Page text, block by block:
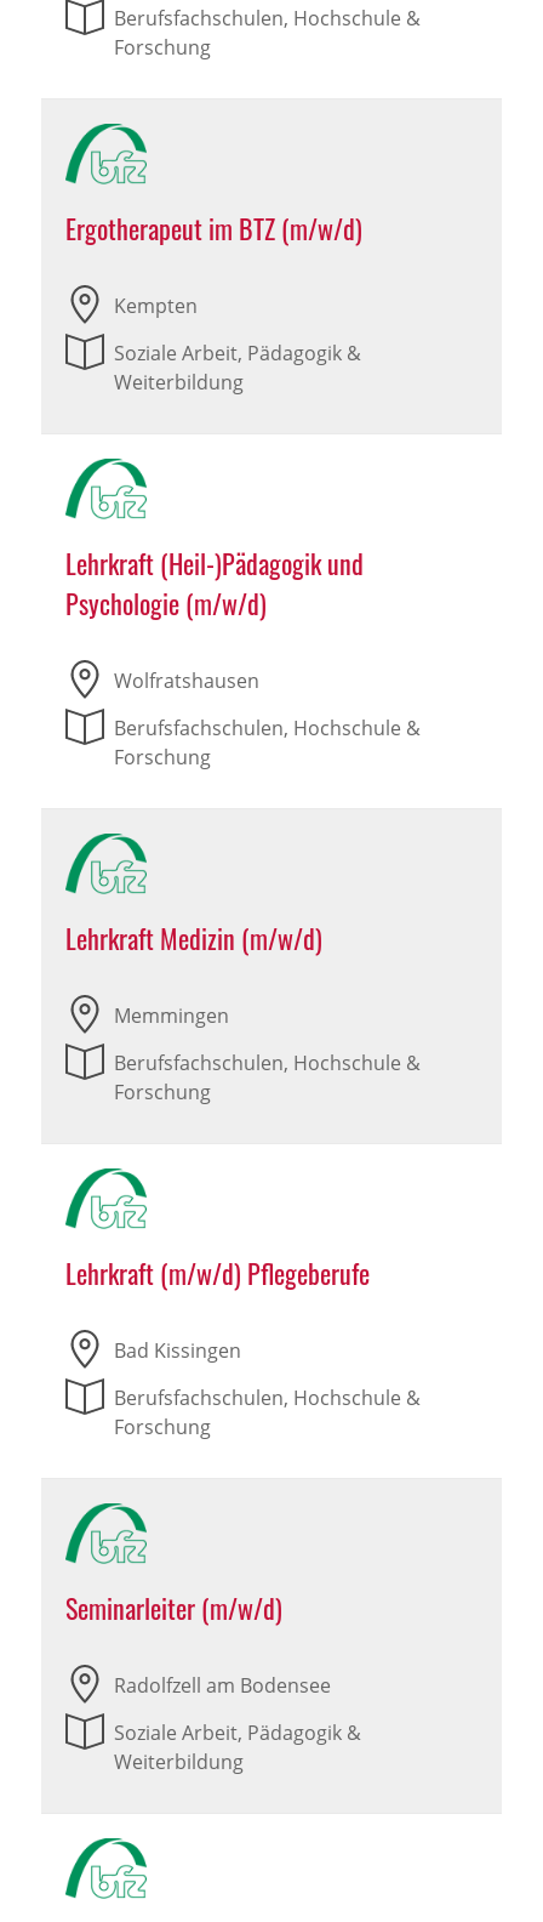
Berufsfachschulen, Hochschule &
Forschung
Ergotherapeut im BTZ (m/w/d)
Kempten
Soziale Arbeit, Pädagogik &
Weiterbildung
Lehrkraft (Heil-)Pädagogik und
Psychologie (m/w/d)
Wolfratshausen
Berufsfachschulen, Hochschule &
Forschung
Lehrkraft Medizin (m/w/d)
Memmingen
Berufsfachschulen, Hochschule &
Forschung
Lehrkraft (m/w/d) Pflegeberufe
Bad Kissingen
Berufsfachschulen, Hochschule &
Forschung
Seminarleiter (m/w/d)
Radolfzell am Bodensee
Soziale Arbeit, Pädagogik &
Weiterbildung